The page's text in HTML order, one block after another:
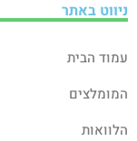
ניווט באתר
עמוד הבית
המומלצים
הלוואות